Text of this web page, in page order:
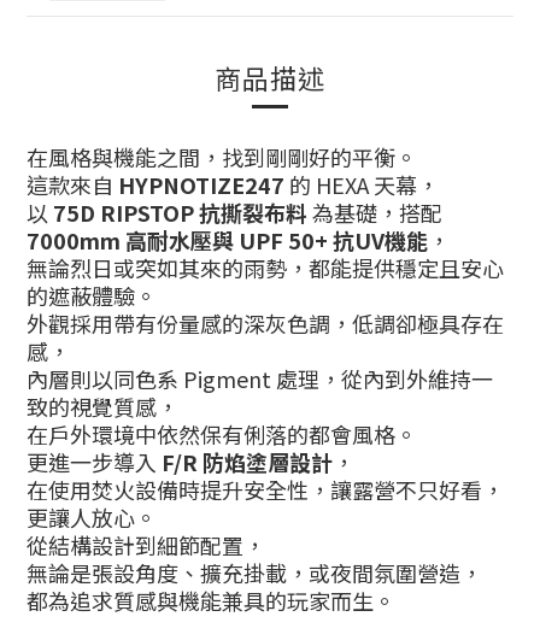
商品描述
在風格與機能之間，找到剛剛好的平衡。
這款來自 HYPNOTIZE247 的 HEXA 天幕，
以 75D RIPSTOP 抗撕裂布料為基礎，搭配
7000mm 高耐水壓與 UPF 50+ 抗UV機能 ，
無論烈日或突如其來的雨勢，都能提供穩定且安心
的遮蔽體驗。
外觀採用帶有份量感的深灰色調，低調卻極具存在
感，
內層則以同色系 Pigment 處理，從內到外維持一
致的視覺質感，
在戶外環境中依然保有俐落的都會風格。
更進一步導入 F/R 防焰塗層設計 ，
在使用焚火設備時提升安全性，讓露營不只好看，
更讓人放心。
從結構設計到細節配置，
無論是張設角度、擴充掛載，或夜間氛圍營造，
都為追求質感與機能兼具的玩家而生。